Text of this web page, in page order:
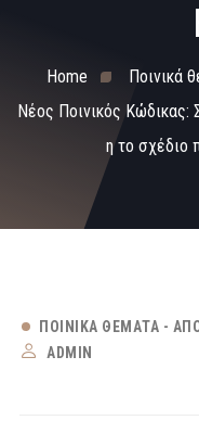
Home
Ποινικά
Νέος Ποινικός Κώδικας:
η το σχέδιο
ΠΟΙΝΙΚΆ ΘΈΜΑΤΑ -
ADMIN